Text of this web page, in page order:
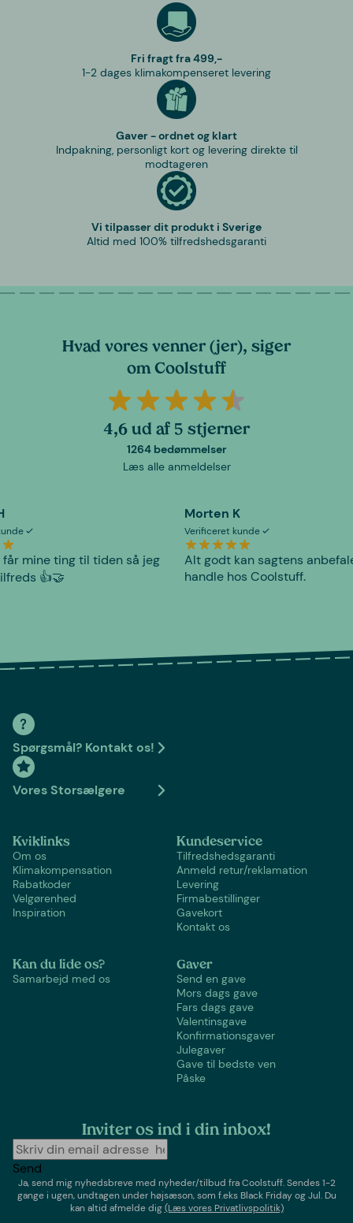
Fri fragt fra 499,-
1-2 dages klimakompenseret levering
Gaver - ordnet og klart
Indpakning, personligt kort og levering direkte til
modtageren
Vi tilpasser dit produkt i Sverige
Altid med 100% tilfredshedsgaranti
Hvad vores venner (jer), siger
om Coolstuff
4,6 ud af 5 stjerner
1264 bedømmelser
Læs alle anmeldelser
får mine ting til tiden så jeg
👍🤝
Morten K
Verificeret kunde
Alt godt kan sagtens
handle hos Coolstuff.
Spørgsmål? Kontakt os!
Vores Storsælgere
Kviklinks
Om os
Klimakompensation
Rabatkoder
Velgørenhed
Inspiration
Kundeservice
Tilfredshedsgaranti
Anmeld retur/reklamation
Levering
Firmabestillinger
Gavekort
Kontakt os
Kan du lide os?
Samarbejd med os
Gaver
Send en gave
Mors dags gave
Fars dags gave
Valentinsgave
Konfirmationsgaver
Julegaver
Gave til bedste ven
Påske
Inviter os ind i din inbox!
Send
Ja, send mig nyhedsbreve med nyheder/tilbud fraCoolstuff. Sendes 1-2
gange i ugen,undtagen under højsæson, som f.eks Black Friday og Jul. Du
kan altid afmelde dig(Læs vores Privatlivspolitik)